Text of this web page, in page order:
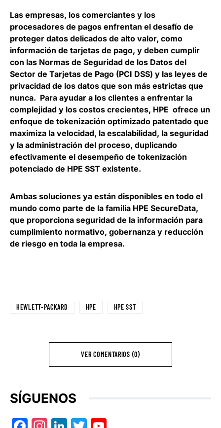
Las empresas, los comerciantes y los
procesadores de pagos enfrentan el desafío de
proteger datos delicados de alto valor, como
información de tarjetas de pago, y deben cumplir
con las Normas de Seguridad de los Datos del
Sector de Tarjetas de Pago (PCI DSS) y las leyes de
privacidad de los datos que son más estrictas que
nunca. Para ayudar a los clientes a enfrentar la
complejidad y los costos crecientes, HPE ofrece un
enfoque de tokenización optimizado patentado que
maximiza la velocidad, la escalabilidad, la seguridad
y la administración del proceso, duplicando
efectivamente el desempeño de tokenización
potenciado de HPE SST existente.
Ambas soluciones ya están disponibles en todo el
mundo como parte de la familia HPE SecureData,
que proporciona seguridad de la información para
cumplimiento normativo, gobernanza y reducción
de riesgo en toda la empresa.
HEWLETT-PACKARD HPE HPE SST
VER COMENTARIOS (0)
SÍGUENOS